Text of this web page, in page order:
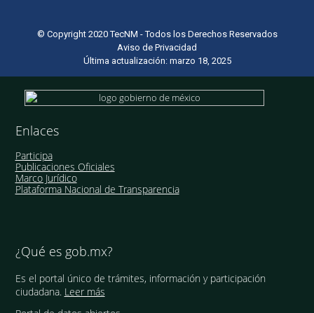
© Copyright 2020 TecNM - Todos los Derechos Reservados
Aviso de Privacidad
Última actualización: marzo 18, 2025
Enlaces
Participa
Publicaciones Oficiales
Marco Jurídico
Plataforma Nacional de Transparencia
¿Qué es gob.mx?
Es el portal único de trámites, información y participación
ciudadana. Leer más